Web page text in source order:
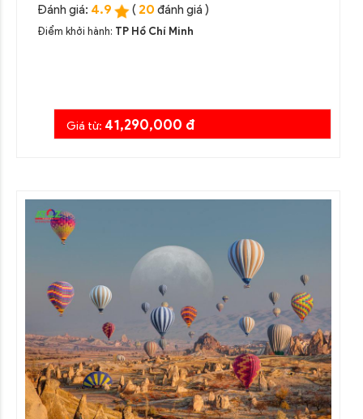
Đánh giá: 4.9 ( 20 đánh giá )
Điểm khởi hành: TP Hồ Chí Minh
Giá từ: 41,290,000 đ